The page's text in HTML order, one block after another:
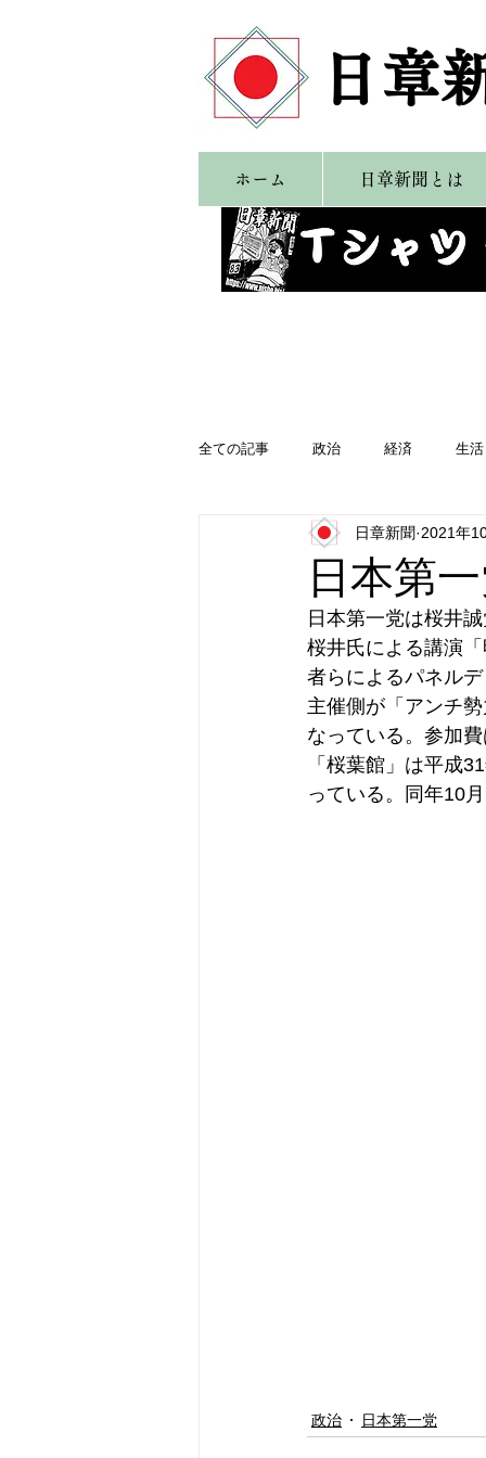
日章
ホーム 日章新聞とは
全ての記事 政治 経済 生活
日本第一党 日本派保守同盟
日本第
日章新聞 2021年
日本第一党は桜井
桜井氏による講演
者らによるパネル
主催側が「アンチ
なっている。参加
「桜葉館」は平成
っている。同年10
政治 日本第一党